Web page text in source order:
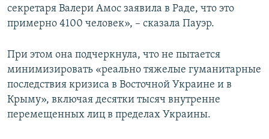
секретаря Валери Амос заявила в Раде, что это
примерно 4100 человек», – сказала Пауэр.
При этом она подчеркнула, что не пытается
минимизировать «реально тяжелые гуманитарные
последствия кризиса в Восточной Украине и в
Крыму», включая десятки тысяч внутренне
перемещенных лиц в пределах Украины.